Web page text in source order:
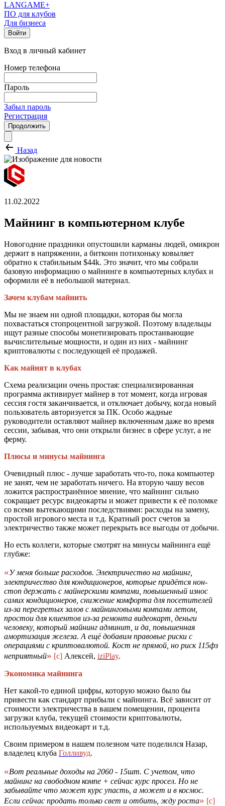
LANGAME+
ПО для клубов
Для бизнеса
Войти
Вход в личный кабинет
Номер телефона
Пароль
Забыл пароль
Регистрация
Продолжить
Назад
11.02.2022
Майнинг в компьютерном клубе
Новогодние праздники опустошили карманы людей, омикрон
держит в напряжении, а биткоин потихоньку ковыляет
обратно к стабильным $44k. Это значит, что мы собрали
базовую информацию о майнинге в компьютерных клубах и
оформили её в небольшой материал.
Зачем клубам майнить
Мы не знаем ни одной площадки, которая бы могла
похвастаться стопроцентной загрузкой. Поэтому владельцы
ищут разные способы монетизировать простаивающие
вычислительные мощности, и один из них - майнинг
криптовалюты с последующей её продажей.
Как майнят в клубах
Схема реализации очень простая: специализированная
программа активирует майнер в тот момент, когда игровая
сессия гостя заканчивается, и отключает добычу, когда новый
пользователь авторизуется за ПК. Особо жадные
руководители оставляют майнер включенным даже во время
сессии, забывая, что они открыли бизнес в сфере услуг, а не
ферму.
Плюсы и минусы майнинга
Очевидный плюс - лучше заработать что-то, пока компьютер
не занят, чем не заработать ничего. На вторую чашу весов
ложится распространённое мнение, что майнинг сильно
сокращает ресурс видеокарты и может привести к её поломке
со всеми вытекающими последствиями: расходы на замену,
простой игрового места и т.д. Кратный рост счетов за
электричество также может перекрыть все выгоды от добычи.
Но есть коллеги, которые смотрят на минусы майнинга ещё
глубже:
«У меня больше расходов. Электричество на майнинг,
электричество для кондиционеров, которые придётся нон-
стоп держать с майнерскими компами, повышенный износ
самих кондиционеров, снижение комфорта для посетителей
из-за перегретых залов с майнинговыми компами летом,
простои для клиентов из-за ремонта видеокарт, деньги
человеку, который майнинг админит, и да, повышенная
амортизация железа. А ещё добавим правовые риски с
операциями с криптовалютой. Кост не прямой, но риск 115фз
неприятный» [c] Алексей, iziPlay.
Экономика майнинга
Нет какой-то единой цифры, которую можно было бы
привести как стандарт прибыли с майнинга. Всё зависит от
стоимости электричества в вашем помещении, процента
загрузки клуба, текущей стоимости криптовалюты,
используемых видеокарт и т.д.
Своим примером в нашем полезном чате поделился Назар,
владелец клуба Голливуд.
«Вот реальные доходы на 2060 - 15шт. С учетом, что
майнинг на свободном компе + сейчас курс просел. Но не
забывайте что может курс упасть, а может и в космос.
Если сейчас продать только свет и отбить, жду роста» [c]